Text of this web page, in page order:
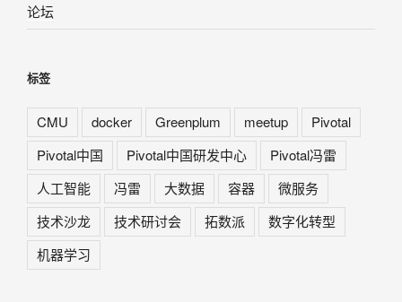
论坛
标签
CMU docker Greenplum meetup
Pivotal
Pivotal中国
Pivotal中国研发中心
Pivotal冯雷
人工智能
冯雷 大数据 容器
微服务
技术沙龙
技术研讨会 拓数派
数字化转型
机器学习